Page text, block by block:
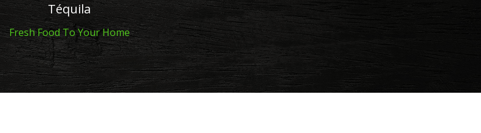
Téquila
Fresh Food To Your Home